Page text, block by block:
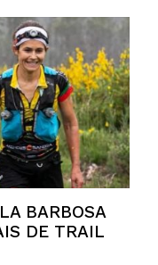
BARBOSA
DE TRAIL